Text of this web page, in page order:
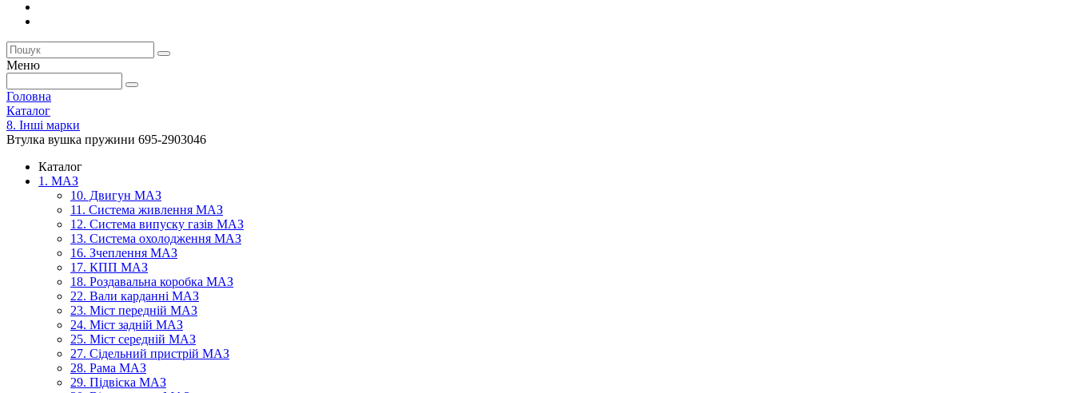
Меню
Головна
Каталог
8. Інші марки
Втулка вушка пружини 695-2903046
Каталог
1. МАЗ
10. Двигун МАЗ
11. Система живлення МАЗ
12. Система випуску газів МАЗ
13. Система охолодження МАЗ
16. Зчеплення МАЗ
17. КПП МАЗ
18. Роздавальна коробка МАЗ
22. Вали карданні МАЗ
23. Міст передній МАЗ
24. Міст задній МАЗ
25. Міст середній МАЗ
27. Сідельний пристрій МАЗ
28. Рама МАЗ
29. Підвіска МАЗ